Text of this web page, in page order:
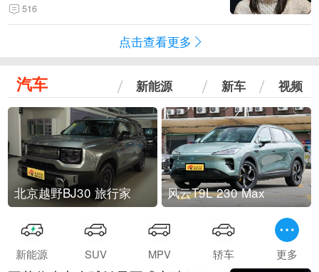
516
点击查看更多
汽车 新能源 新车 视频
北京越野BJ30 旅行家 风云T9L 230 Max
新能源 SUV MPV 轿车 更多